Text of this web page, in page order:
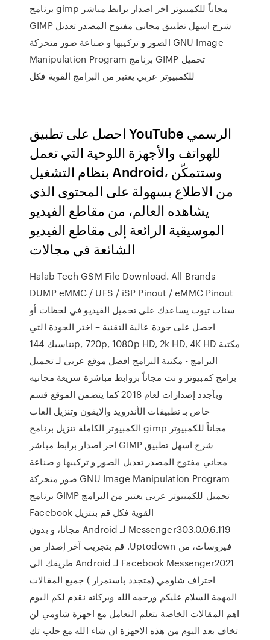
برنامج gimp مجاناً للكمبيوتر اخر اصدار برابط مباشر
GIMP شرح اسهل تطبيق مجاني مفتوح المصدر تعديل
الصور و تركيبها و صناعة صور متحركة GNU Image
Manipulation Program برنامج GIMP تحميل
للكمبيوتر عربي يعتبر من البرامج القوية فكل
احصل على تطبيق YouTube الرسمي
للهواتف والأجهزة اللوحية التي تعمل
بنظام التشغيل Android، وستتمكّن
من الاطلاع بسهولة على المحتوى الذي
يشاهده العالم، من مقاطع الفيديو
الموسيقية الرائعة إلى مقاطع الفيديو
الشائعة في مجالات
Halab Tech GSM File Download. All Brands
DUMP eMMC / UFS / iSP Pinout / eMMC Pinout
سناب تيوب يساعدك على تحميل الفيديو في لحظات أو
احصل على جودة عالية التقنية – اختر الجودة التي
تناسبك 144p, 720p, 1080p HD, 2k HD, 4K HD مكتبة
البرامج - مكتبة البرامج افضل موقع عربي لـ تحميل
برامج كمبيوتر و نت مجاناً بروابط مباشرة سريعة مجانيه
وبأجدد إصدارات لعام 2018 كما يتضمن الموقع قسم
خاص بـ تطبيقات الأندرويد والايفون وتنزيل العاب
الكمبيوتر الكاملة تنزيل برنامج gimp مجاناً للكمبيوتر
اخر اصدار برابط مباشر GIMP شرح اسهل تطبيق
مجاني مفتوح المصدر تعديل الصور و تركيبها و صناعة
صور متحركة GNU Image Manipulation Program
برنامج GIMP تحميل للكمبيوتر عربي يعتبر من البرامج
القوية فكل ‫قم بنتزيل Facebook
Messenger303.0.0.6.119 لـ Android مجانا، و بدون
فيروسات، من Uptodown. قم بتجريب آخر إصدار من
Facebook Messenger2021 لـ Android طريقك الى
احتراف شاومي (متجدد باستمرار ) جميع المقالات
المهمة السلام عليكم ورحمه الله وبركاته نقدم لكم اليوم
اهم المقالات الخاصة بتعلم التعامل مع اجهزة شاومي لن
تخاف بعد اليوم من هذه الاجهزة ان شاء الله مع حلب تك